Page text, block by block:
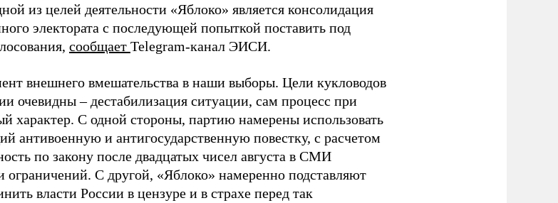
из целей деятельности «Яблоко» является консолидация
электората с последующей попыткой поставить под
сообщает Telegram-канал ЭИСИ.
внешнего вмешательства в наши выборы. Цели кукловодов
очевидны – дестабилизация ситуации, сам процесс при
характер. С одной стороны, партию намерены использовать
антивоенную и антигосударственную повестку, с расчетом
по закону после двадцатых чисел августа в СМИ
ограничений. С другой, «Яблоко» намеренно подставляют
власти России в цензуре и в страхе перед так